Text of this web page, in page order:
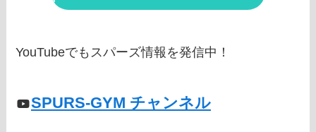
YouTubeでもスパーズ情報を発信中！
SPURS-GYM チャンネル